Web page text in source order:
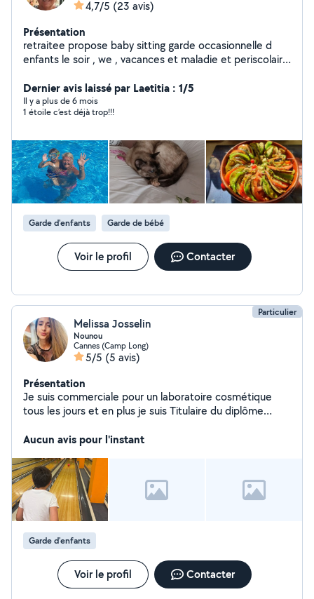
4,7/5 (23 avis)
Présentation
retraitee propose baby sitting garde occasionnelle d
enfants le soir , we , vacances et maladie et periscolaire
loisirs Cordialement
Dernier avis laissé par Laetitia : 1/5
Il y a plus de 6 mois
1 étoile c’est déjà trop!!!
Garde d'enfants Garde de bébé
Voir le profil Contacter
Particulier
Melissa Josselin
Nounou
Cannes (Camp Long)
5/5 (5 avis)
Présentation
Je suis commerciale pour un laboratoire cosmétique
tous les jours et en plus je suis Titulaire du diplôme
loulous. Je suis organisée, patiente, à l'écoute :)
Aucun avis pour l'instant
Garde d'enfants
Voir le profil Contacter